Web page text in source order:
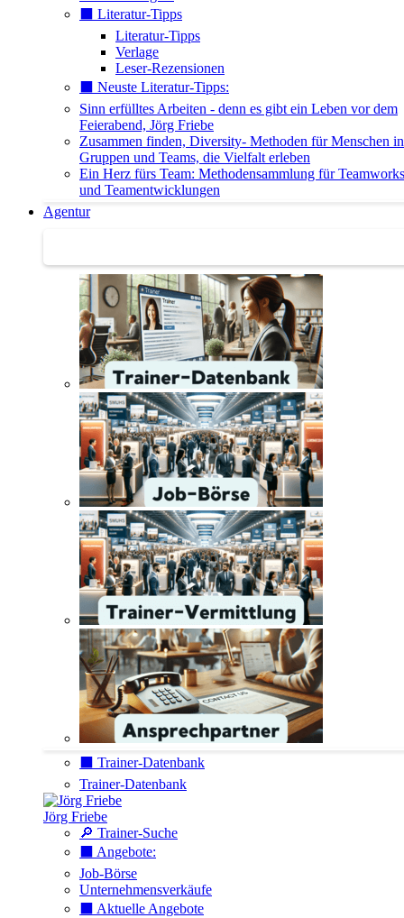
⬛️ Literatur-Tipps
Literatur-Tipps
Verlage
Leser-Rezensionen
⬛️ Neuste Literatur-Tipps:
Sinn erfülltes Arbeiten - denn es gibt ein Leben vor dem
Feierabend, Jörg Friebe
Zusammen finden, Diversity- Methoden für Menschen in
Gruppen und Teams, die Vielfalt erleben
Ein Herz fürs Team: Methodensammlung für
und Teamentwicklungen
Agentur
⬛️ Trainer-Datenbank
Trainer-Datenbank
Jörg Friebe
🔎 Trainer-Suche
⬛️ Angebote:
Job-Börse
Unternehmensverkäufe
⬛️ Aktuelle Angebote